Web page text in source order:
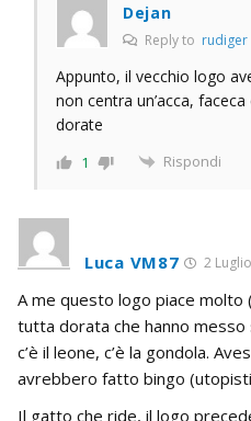
Dejan
Reply to rudiger
Appunto, il vecchio logo
non centra un’acca,
dorate
1 Rispondi
Luca VM87 2
A me questo logo piace molto
tutta dorata che hanno messo
c’è il leone, c’è la gondola.
avrebbero fatto bingo
Il gatto che ride, il logo